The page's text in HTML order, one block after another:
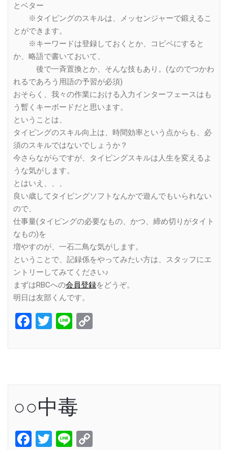
とベター
※タイピングのスキルは、メッセンジャーで鍛えるこ
とができます。
※キーワードは登録しておくとか、コピペにすると
か、略語で書いておいて、
後で一斉置換とか、そんな技もあり。(なのでつかわ
れるであろう用語の予習が必須)
おそらく、我々の作業における入力インターフェースはも
う暫くキーボードだと思います。
ということは、
タイピングのスキル向上は、時間効率という点からも、必
須のスキルではないでしょうか？
今さらながらですが、タイピングスキルは人生を変えるよ
うな気がします。
とはいえ、、、
良い歳してタイピングソフトなんかで遊んでもいられない
ので、
仕事量(タイピングの必要なもの、かつ、締め切りがタイト
なもの)を
増やすのが、一石二鳥な気がします。
ということで、記録係をやってみたい方は、スタッフにエ
ントリーしてみてください♪
まずはRBCへの会員登録をどうぞ。
明日は友部くんです。
Facebook
Twitter
Line
○○中毒
Facebook
Twitter
Line